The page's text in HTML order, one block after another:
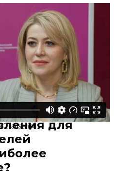
на Кавказе
построить
для